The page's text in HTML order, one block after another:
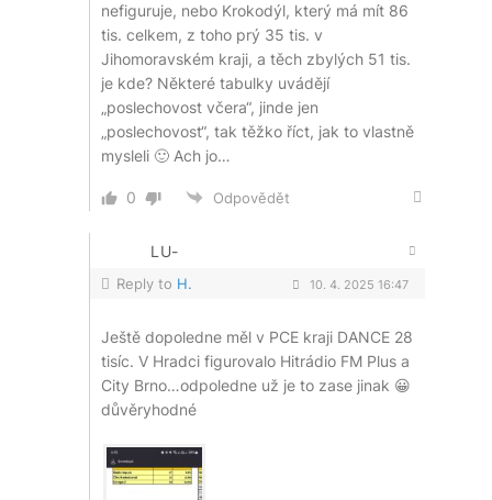
nefiguruje, nebo Krokodýl, který má mít 86
tis. celkem, z toho prý 35 tis. v
Jihomoravském kraji, a těch zbylých 51 tis.
je kde? Některé tabulky uvádějí
„poslechovost včera“, jinde jen
„poslechovost“, tak těžko říct, jak to vlastně
mysleli 🙂 Ach jo…
0 Odpovědět
LU-
Reply to H. 10. 4. 2025 16:47
Ještě dopoledne měl v PCE kraji DANCE 28
tisíc. V Hradci figurovalo Hitrádio FM Plus a
City Brno…odpoledne už je to zase jinak 😀
důvěryhodné